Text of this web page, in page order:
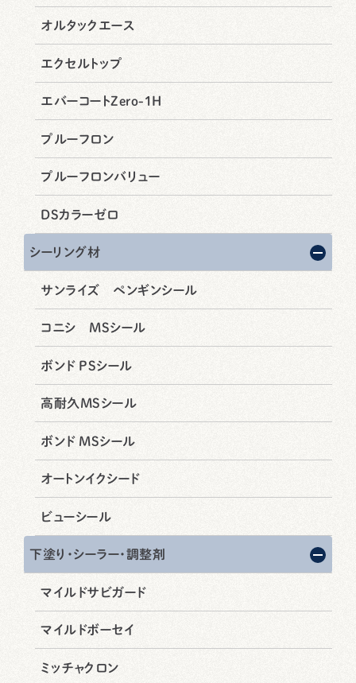
オルタックエース
エクセルトップ
エバーコートZero-1H
プルーフロン
プルーフロンバリュー
DSカラーゼロ
シーリング材
サンライズ ペンギンシール
コニシ MSシール
ボンド PSシール
高耐久MSシール
ボンド MSシール
オートンイクシード
ビューシール
下塗り・シーラー・調整剤
マイルドサビガード
マイルドボーセイ
ミッチャクロン